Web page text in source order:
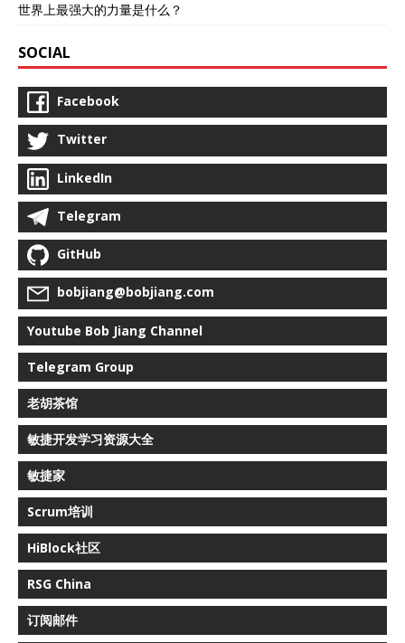
世界上最强大的力量是什么？
SOCIAL
Facebook
Twitter
LinkedIn
Telegram
GitHub
bobjiang@bobjiang.com
Youtube Bob Jiang Channel
Telegram Group
老胡茶馆
敏捷开发学习资源大全
敏捷家
Scrum培训
HiBlock社区
RSG China
订阅邮件